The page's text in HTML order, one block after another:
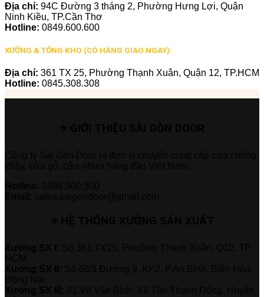
Địa chỉ: 94C Đường 3 tháng 2, Phường Hưng Lợi, Quận
Ninh Kiều, TP.Cần Thơ
Hotline: 0849.600.600
XƯỞNG & TỔNG KHO (CÓ HÀNG GIAO NGAY):
Địa chỉ: 361 TX 25, Phường Thạnh Xuân, Quận 12, TP.HCM
Hotline: 0845.308.308